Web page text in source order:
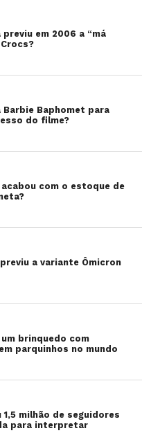
em 2006 a “má
Baphomet para
do filme?
com o estoque de
a variante Ômicron
brinquedo com
parquinhos no mundo
milhão de seguidores
para interpretar